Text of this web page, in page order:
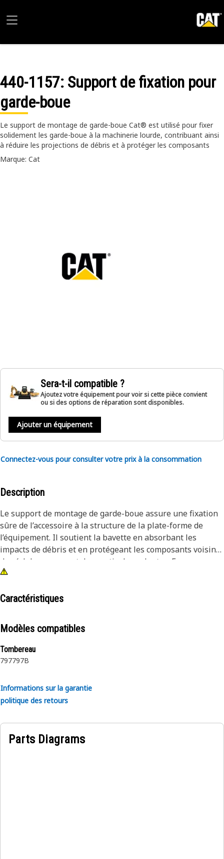
440-1157: Support de fixation pour
garde-boue
Le support de montage de garde-boue Cat® est utilisé pour fixer
solidement les garde-boue à la machinerie lourde, contribuant ainsi
à réduire les projections de débris et à protéger les composants
Marque: Cat
Sera-t-il compatible ?
Ajoutez votre équipement pour voir si cette pièce convient
ou si des options de réparation sont disponibles.
Ajouter un équipement
Connectez-vous pour consulter votre prix à la consommation
Description
Le support de montage de garde-boue assure une fixation
sûre de l’accessoire à la structure de la plate-forme de
l’équipement. Il soutient la bavette en absorbant les
impacts de débris et en protégeant les composants voisins
des éclaboussures et des particules volantes. En
maintenant solidement la bavette en place, la plaque de
garantissant ainsi qu’elle protège adéquatement
Attributs :
• Absorbe les vibrations et les chocs pendant le
fonctionnement sur un terrain accidenté.
les chenilles, assurant ainsi la sécurité.
plate-forme de l’équipement. Il est utilisé pour blocage
Caractéristiques
Modèles compatibles
Tombereau
797797B
Informations sur la garantie
politique des retours
Parts Diagrams